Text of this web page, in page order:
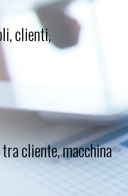
clienti,
cliente, macchina